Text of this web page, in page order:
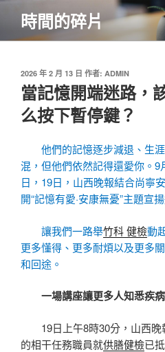
主
時間的碎片
發
佈
於
2026 年 2 月 13 日 作者: ADMIN
當記憶開端迷路，
么按下暫停鍵？
他們的記憶逐步減退、生
混，但他們依然記得還愛你。
日，19日，山西晚報結合尚寧
開“記憶有愛·安康無憂”主題宣
讓我們一路舉竹科 健檢動
更多懂得、更多耐煩以及更多
和回途。
一場講座讓更多人知悉疾病
19日上午8時30分，山西
的相干任務職員就供膳健檢已